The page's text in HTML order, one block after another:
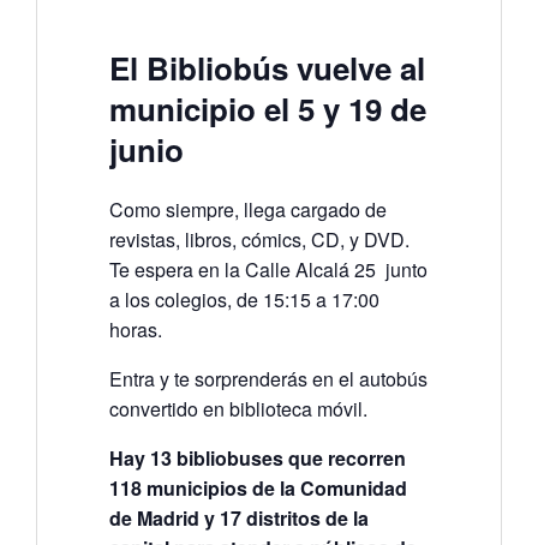
El Bibliobús vuelve al
municipio el 5 y 19 de
junio
Como siempre, llega cargado de
revistas, libros, cómics, CD, y DVD.
Te espera en la Calle Alcalá 25 junto
a los colegios, de 15:15 a 17:00
horas.
Entra y te sorprenderás en el autobús
convertido en biblioteca móvil.
Hay 13 bibliobuses que recorren
118 municipios de la Comunidad
de Madrid y 17 distritos de la